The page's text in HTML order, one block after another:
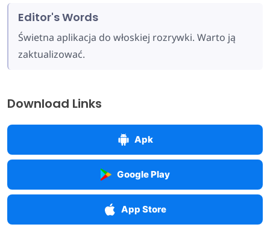
Editor's Words
Świetna aplikacja do włoskiej rozrywki. Warto ją
zaktualizować.
Download Links
Apk
Google Play
App Store